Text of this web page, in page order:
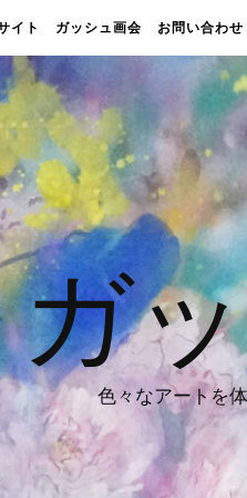
イト ガッシュ画会 お問い合わせ
色々なアートを